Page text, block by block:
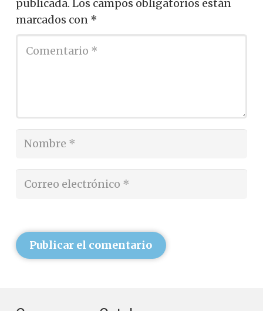
publicada. Los campos obligatorios están
marcados con *
Publicar el comentario